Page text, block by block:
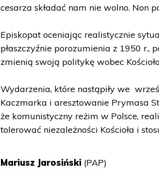
cesarza składać nam nie wolno. Non
Episkopat oceniając realistycznie
płaszczyźnie porozumienia z 1950 r.,
zmienią swoją politykę wobec
Wydarzenia, które nastąpiły we
Kaczmarka i aresztowanie Prymasa
że komunistyczny reżim w Polsce,
tolerować niezależności Kościoła i
Mariusz Jarosiński (PAP)